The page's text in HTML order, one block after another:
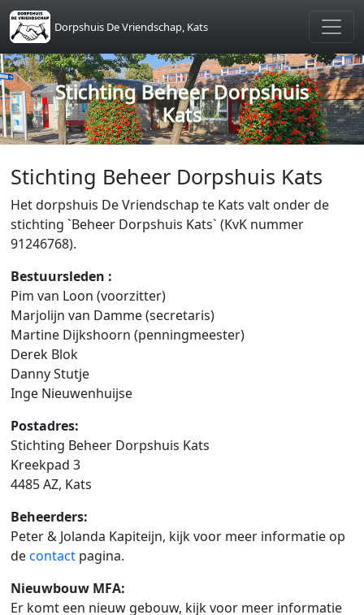
Skip to main content
Dorpshuis De Vriendschap, Kats
Stichting Beheer Dorpshuis
Kats
Stichting Beheer Dorpshuis Kats
Het dorpshuis De Vriendschap te Kats valt onder de
stichting `Beheer Dorpshuis Kats` (KvK nummer
91246768).
Bestuursleden :
Pim van Loon (voorzitter)
Marjolijn van Damme (secretaris)
Martine Dijkshoorn (penningmeester)
Derek Blok
Danny Stutje
Inge Nieuwenhuijse
Postadres:
Stichting Beheer Dorpshuis Kats
Kreekpad 3
4485 AZ, Kats
Beheerders:
Peter & Jolanda Kapiteijn, kijk voor meer informatie op
decontact pagina.
Nieuwbouw MFA:
Er komt een nieuw gebouw, kijk voor meer informatie